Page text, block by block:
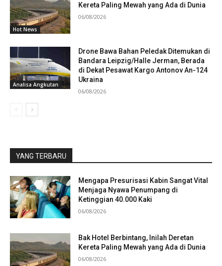
Hot News
Kereta Paling Mewah yang Ada di Dunia
06/08/2026
Analisa Angkutan
Drone Bawa Bahan Peledak Ditemukan di
Bandara Leipzig/Halle Jerman, Berada
di Dekat Pesawat Kargo Antonov An-124
Ukraina
06/08/2026
YANG TERBARU
Mengapa Presurisasi Kabin Sangat Vital
Menjaga Nyawa Penumpang di
Ketinggian 40.000 Kaki
06/08/2026
Bak Hotel Berbintang, Inilah Deretan
Kereta Paling Mewah yang Ada di Dunia
06/08/2026